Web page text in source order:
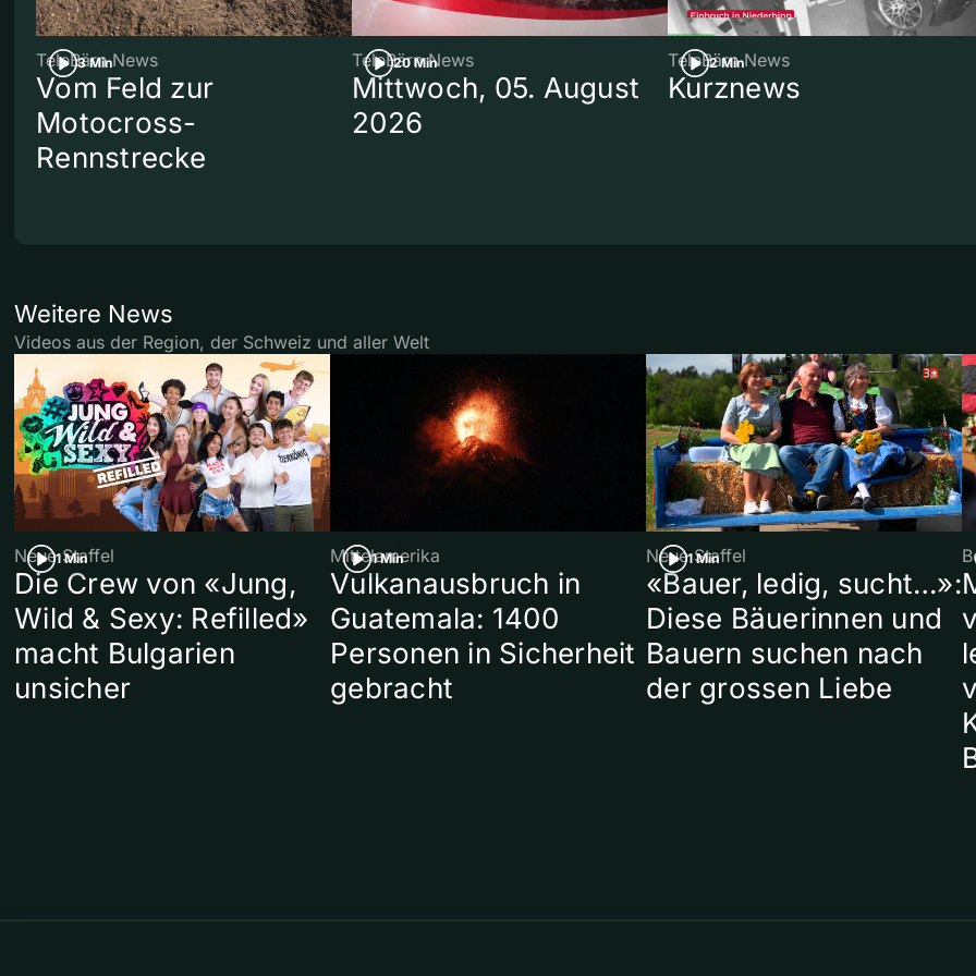
3 Min
TeleBärn News
Vom Feld zur
Motocross-
Rennstrecke
20 Min
TeleBärn News
Mittwoch, 05. August
2026
2 Min
TeleBärn News
Kurznews
Weitere News
Videos aus der Region, der Schweiz und aller Welt
1 Min
Neue Staffel
Die Crew von «Jung,
Wild & Sexy: Refilled»
macht Bulgarien
unsicher
1 Min
Mittelamerika
Vulkanausbruch in
Guatemala: 1400
Personen in Sicherheit
gebracht
1 Min
Neue Staffel
«Bauer, ledig, sucht…»:
Diese Bäuerinnen und
Bauern suchen nach
der grossen Liebe